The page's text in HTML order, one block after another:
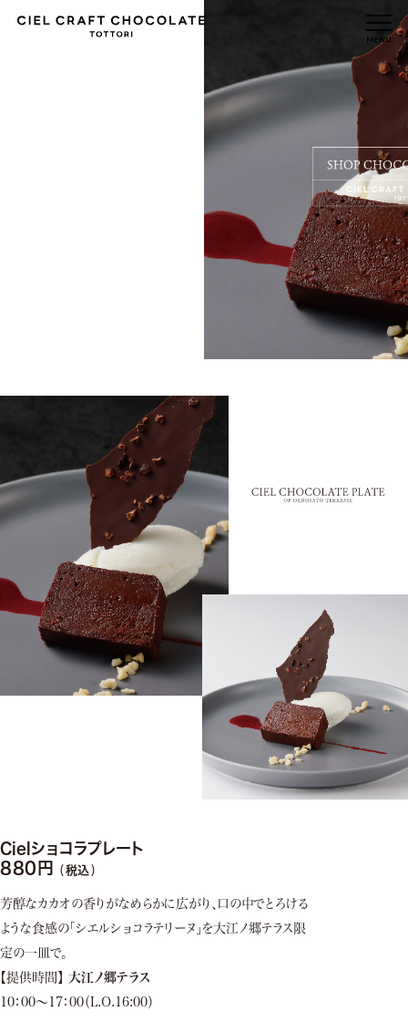
Cielショコラプレート
880 税込
芳醇なカカオの香りがなめらかに広がり、口の中でとろける
ような食感の「シエルショコラテリーヌ」を大江ノ郷テラス限
定の一皿で。
【提供時間】 大江ノ郷テラス
10：00～17：00（L.O.16:00）